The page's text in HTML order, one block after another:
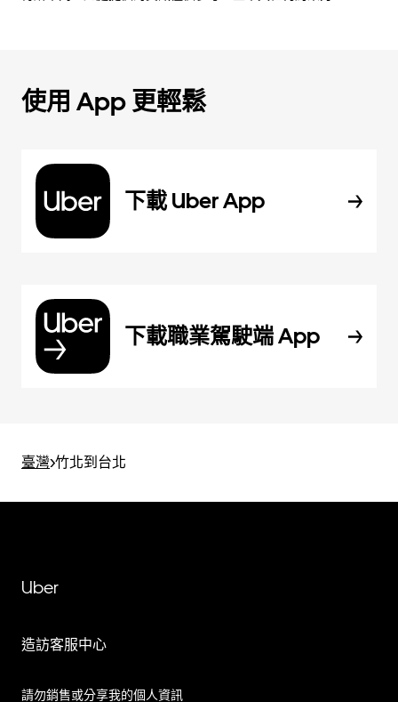
使用 App 更輕鬆
下載 Uber App
下載職業駕駛端 App
臺灣>竹北到台北
Uber
造訪客服中心
請勿銷售或分享我的個人資訊